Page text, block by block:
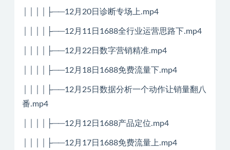
││││├──12月20日诊断专场上.mp4
││││├──12月11日1688全行业运营思路下.mp4
││││├──12月22日数字营销精准.mp4
││││├──12月18日1688免费流量下.mp4
││││├──12月25日数据分析一个动作让销量翻八
番.mp4
││││├──12月12日1688产品定位.mp4
││││├──12月17日1688免费流量上.mp4